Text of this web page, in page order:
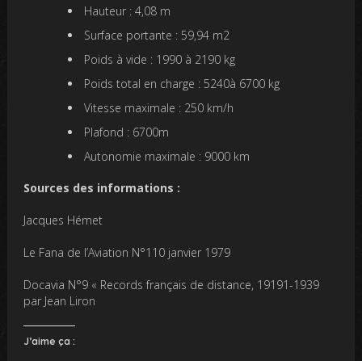
Hauteur : 4,08 m
Surface portante : 59,94 m2
Poids à vide : 1990 à 2190 kg
Poids total en charge : 5240à 6700 kg
Vitesse maximale : 250 km/h
Plafond : 6700m
Autonomie maximale : 9000 km
Sources des informations :
Jacques Hémet
Le Fana de l’Aviation N°110 janvier 1979
Docavia N°9 « Records français de distance, 19191-1939
par Jean Liron
J’aime ça :